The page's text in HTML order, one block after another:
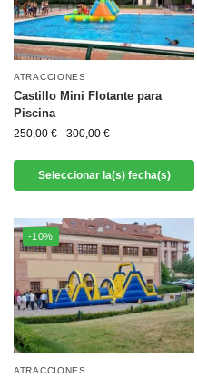
ATRACCIONES
Castillo Mini Flotante para
Piscina
250,00 € - 300,00 €
Seleccionar la(s) fecha(s)
-10%
ATRACCIONES